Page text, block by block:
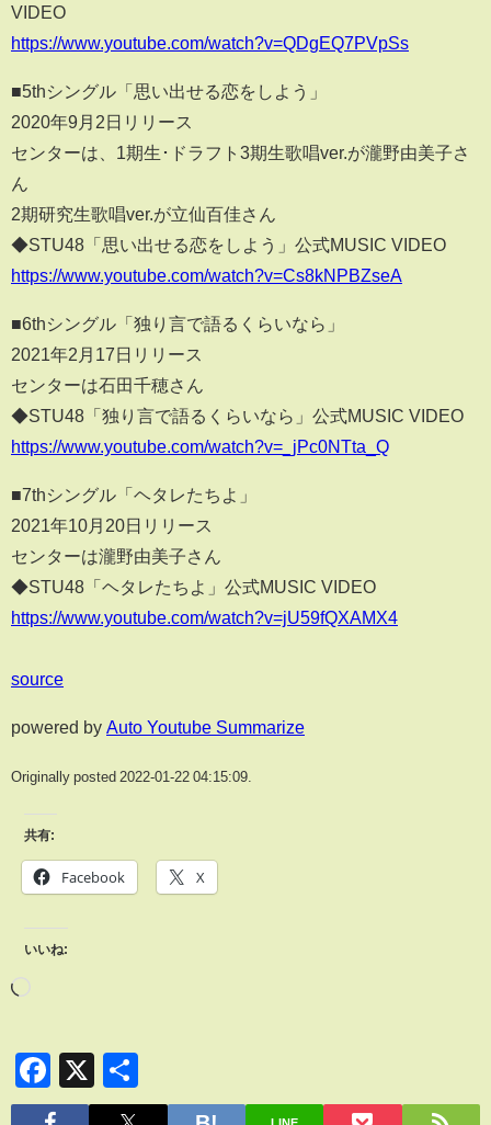
VIDEO
https://www.youtube.com/watch?v=QDgEQ7PVpSs
■5thシングル「思い出せる恋をしよう」
2020年9月2日リリース
センターは、1期生･ドラフト3期生歌唱ver.が瀧野由美子さ
ん
2期研究生歌唱ver.が立仙百佳さん
◆STU48「思い出せる恋をしよう」公式MUSIC VIDEO
https://www.youtube.com/watch?v=Cs8kNPBZseA
■6thシングル「独り言で語るくらいなら」
2021年2月17日リリース
センターは石田千穂さん
◆STU48「独り言で語るくらいなら」公式MUSIC VIDEO
https://www.youtube.com/watch?v=_jPc0NTta_Q
■7thシングル「ヘタレたちよ」
2021年10月20日リリース
センターは瀧野由美子さん
◆STU48「ヘタレたちよ」公式MUSIC VIDEO
https://www.youtube.com/watch?v=jU59fQXAMX4
source
powered by Auto Youtube Summarize
Originally posted 2022-01-22 04:15:09.
共有:
Facebook X
いいね:
Facebook
X
有